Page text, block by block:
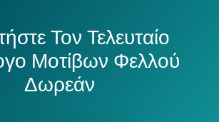
Τον Τελευταίο
Μοτίβων Φελλού
Δωρεάν